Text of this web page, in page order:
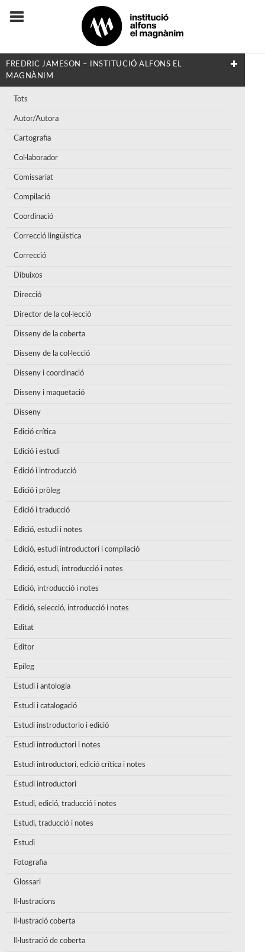
FREDRIC JAMESON – INSTITUCIÓ ALFONS EL
MAGNÀNIM
Tots
Autor/Autora
Cartografia
Col·laborador
Comissariat
Compilació
Coordinació
Correcció lingüistica
Correcció
Dibuixos
Direcció
Director de la col·lecció
Disseny de la coberta
Disseny de la col·lecció
Disseny i coordinació
Disseny i maquetació
Disseny
Edició crítica
Edició i estudi
Edició i introducció
Edició i pròleg
Edició i traducció
Edició, estudi i notes
Edició, estudi introductori i compilació
Edició, estudi, introducció i notes
Edició, introducció i notes
Edició, selecció, introducció i notes
Editat
Editor
Epíleg
Estudi i antologia
Estudi i catalogació
Estudi instroductorio i edició
Estudi introductori i notes
Estudi introductori, edició crítica i notes
Estudi introductori
Estudi, edició, traducció i notes
Estudi, traducció i notes
Estudi
Fotografia
Glossari
Il·lustracions
Il·lustració coberta
Il·lustració de coberta